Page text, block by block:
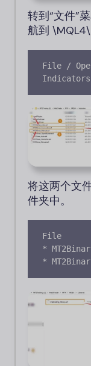
转到“文件”
航到
File /
Indicators
将这两个文
件夹中。
File
*
*